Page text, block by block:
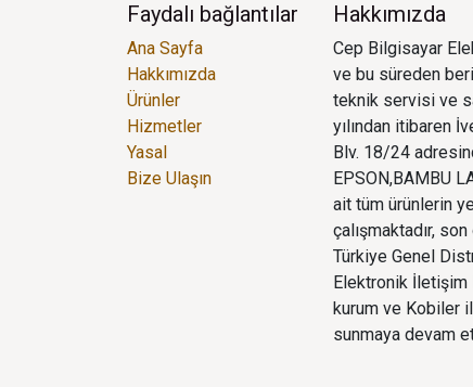
Faydalı bağlantılar
Ana Sayfa
Hakkımızda
Ürünler
Hizmetler
Yasal
Bize Ulaşın
Hakkımızda
Cep Bilgisayar
ve bu süreden
teknik servisi ve
yılından itibaren
Blv. 18/24
EPSON,BAMBU
ait tüm ürünlerin
çalışmaktadır,
Türkiye Genel
Elektronik
kurum ve Kobiler
sunmaya devam